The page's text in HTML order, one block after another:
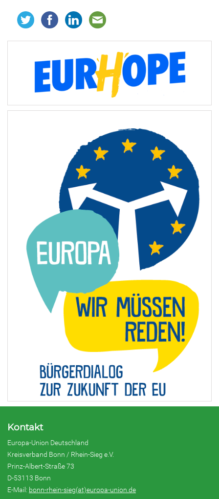
Kontakt
Europa-Union Deutschland
Kreisverband Bonn / Rhein-Sieg e.V.
Prinz-Albert-Straße 73
D-53113 Bonn
E-Mail: bonn-rhein-sieg(at)europa-union.de